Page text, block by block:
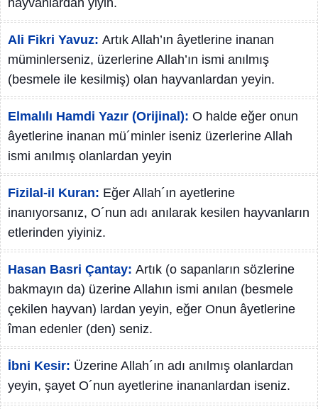
hayvanlardan yiyin.
Ali Fikri Yavuz: Artık Allah’ın âyetlerine inanan
müminlerseniz, üzerlerine Allah’ın ismi anılmış
(besmele ile kesilmiş) olan hayvanlardan yeyin.
Elmalılı Hamdi Yazır (Orijinal): O halde eğer onun
âyetlerine inanan mü´minler iseniz üzerlerine Allah
ismi anılmış olanlardan yeyin
Fizilal-il Kuran: Eğer Allah´ın ayetlerine
inanıyorsanız, O´nun adı anılarak kesilen hayvanların
etlerinden yiyiniz.
Hasan Basri Çantay: Artık (o sapanların sözlerine
bakmayın da) üzerine Allahın ismi anılan (besmele
çekilen hayvan) lardan yeyin, eğer Onun âyetlerine
îman edenler (den) seniz.
İbni Kesir: Üzerine Allah´ın adı anılmış olanlardan
yeyin, şayet O´nun ayetlerine inananlardan iseniz.